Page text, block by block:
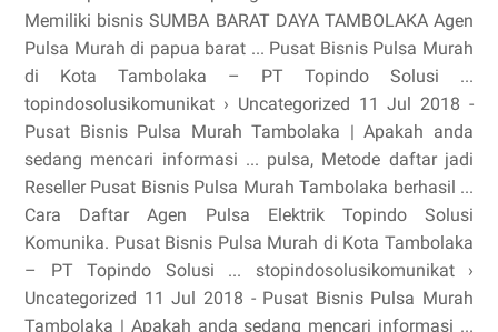
Memiliki bisnis SUMBA BARAT DAYA TAMBOLAKA Agen
Pulsa Murah di papua barat ... Pusat Bisnis Pulsa Murah
di Kota Tambolaka – PT Topindo Solusi ...
topindosolusikomunikat › Uncategorized 11 Jul 2018 -
Pusat Bisnis Pulsa Murah Tambolaka | Apakah anda
sedang mencari informasi ... pulsa, Metode daftar jadi
Reseller Pusat Bisnis Pulsa Murah Tambolaka berhasil ...
Cara Daftar Agen Pulsa Elektrik Topindo Solusi
Komunika. Pusat Bisnis Pulsa Murah di Kota Tambolaka
– PT Topindo Solusi ... stopindosolusikomunikat ›
Uncategorized 11 Jul 2018 - Pusat Bisnis Pulsa Murah
Tambolaka | Apakah anda sedang mencari informasi ...